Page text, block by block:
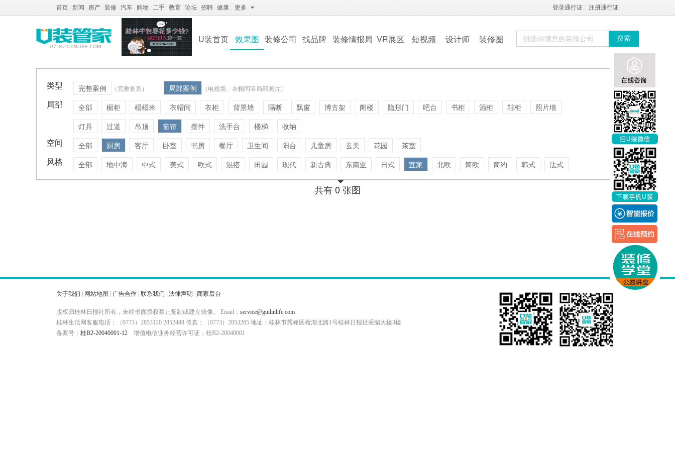
注册通行证
登录通行证
首页 新闻 房产 装修 汽车 购物 二手 教育 论坛 招聘 健康 更多
U装首页 效果图 装修公司 找品牌 装修情报局 VR展区 短视频 设计师 装修圈 搜索
类型 完整案例 （完整套系） 局部案例 （电视墙、衣帽间等局部照片）
局部 全部 橱柜 榻榻米 衣帽间 衣柜 背景墙 隔断 飘窗 博古架 阁楼 隐形门 吧台 书柜 酒柜 鞋柜
照片墙
灯具
过道 吊顶 窗帘 摆件 洗手台 楼梯 收纳
空间 全部 厨房 客厅 卧室 书房 餐厅 卫生间 阳台 儿童房 玄关 花园 茶室
风格 全部 地中海 中式 美式 欧式 混搭 田园 现代 新古典 东南亚 日式 宜家 北欧 简欧 简约 韩式 法式
共有 0 张图
关于我们 网站地图 广告合作 联系我们 法律声明 商家后台
版权归桂林日报社所有，未经书面授权禁止复制或建立镜像。 Email： service@guilinlife.com
桂林生活网客服电话：（0773）2853120 2852488 传真：（0773）2853265 地址：桂林市秀峰区榕湖北路1号桂林日报社采编大楼3楼
备案号： 桂B2-20040001-12 增值电信业务经营许可证：桂B2-20040001